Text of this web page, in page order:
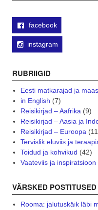
facebook
instagram
RUBRIIGID
Eesti matkarajad ja
in English (7)
Reisikirjad – Aafrika(9)
Reisikirjad – Aasia ja
Reisikirjad – Euroopa
Tervislik eluviis ja
Toidud ja kohvikud (42)
Vaateviis ja inspiratsioon
VÄRSKED POSTITUSED
Rooma: jalutuskäik läbi